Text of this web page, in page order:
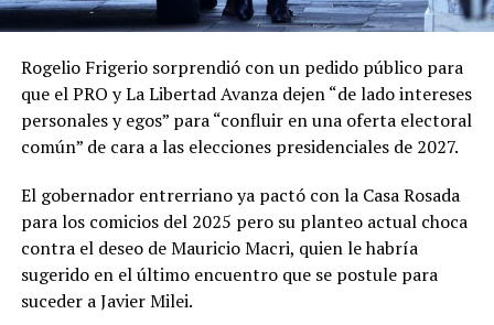
Rogelio Frigerio sorprendió con un pedido público para
que el PRO y La Libertad Avanza dejen “de lado intereses
personales y egos” para “confluir en una oferta electoral
común” de cara a las elecciones presidenciales de 2027.
El gobernador entrerriano ya pactó con la Casa Rosada
para los comicios del 2025 pero su planteo actual choca
contra el deseo de Mauricio Macri, quien le habría
sugerido en el último encuentro que se postule para
suceder a Javier Milei.